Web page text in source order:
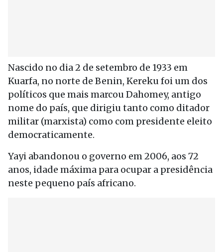
Nascido no dia 2 de setembro de 1933 em
Kuarfa, no norte de Benin, Kereku foi um dos
políticos que mais marcou Dahomey, antigo
nome do país, que dirigiu tanto como ditador
militar (marxista) como com presidente eleito
democraticamente.
Yayi abandonou o governo em 2006, aos 72
anos, idade máxima para ocupar a presidência
neste pequeno país africano.